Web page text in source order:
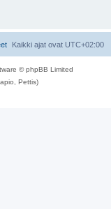
Kaikki ajat ovat UTC+02:00
© phpBB Limited
Pettis)